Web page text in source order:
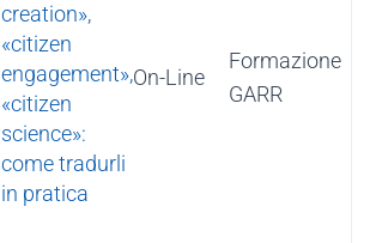
creation»,
«citizen
engagement»,
«citizen
science»:
come tradurli
in pratica
On-Line
Formazione
GARR